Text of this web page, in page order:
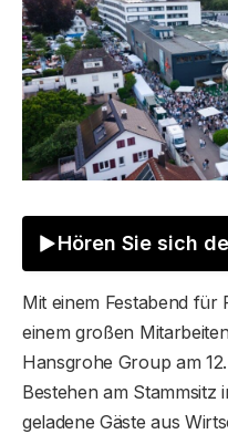
Hören Sie sich
Mit einem Festabend für
einem großen
Hansgrohe Group am
Bestehen am Stammsitz
geladene Gäste aus